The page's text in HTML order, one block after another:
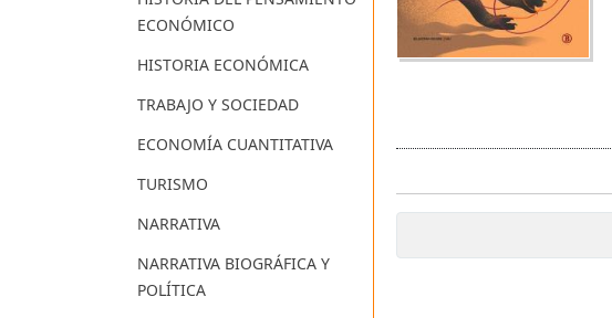
ECONÓMICO
HISTORIA ECONÓMICA
TRABAJO Y SOCIEDAD
ECONOMÍA CUANTITATIVA
TURISMO
NARRATIVA
NARRATIVA BIOGRÁFICA Y
POLÍTICA